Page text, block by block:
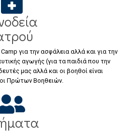
για την ασφάλεια αλλά και για την
αγωγής (για τα παιδιά που την
μας αλλά και οι βοηθοί είναι
Πρώτων Βοηθειών.